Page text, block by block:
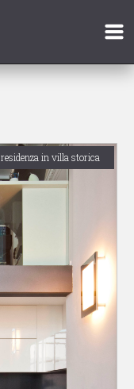
residenza in villa storica